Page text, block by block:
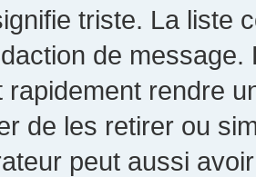
triste. La liste
de
rapidement rendre
de les retirer ou
peut aussi